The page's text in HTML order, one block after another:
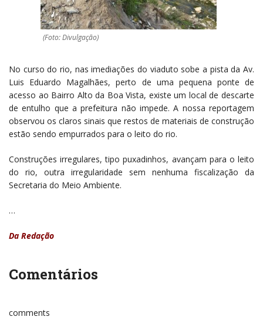
(Foto: Divulgação)
No curso do rio, nas imediações do viaduto sobe a pista da Av.
Luis Eduardo Magalhães, perto de uma pequena ponte de
acesso ao Bairro Alto da Boa Vista, existe um local de descarte
de entulho que a prefeitura não impede. A nossa reportagem
observou os claros sinais que restos de materiais de construção
estão sendo empurrados para o leito do rio.
Construções irregulares, tipo puxadinhos, avançam para o leito
do rio, outra irregularidade sem nenhuma fiscalização da
Secretaria do Meio Ambiente.
…
Da Redação
Comentários
comments